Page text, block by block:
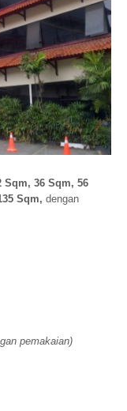
Sqm, 36 Sqm, 56
Sqm, dengan
pemakaian)